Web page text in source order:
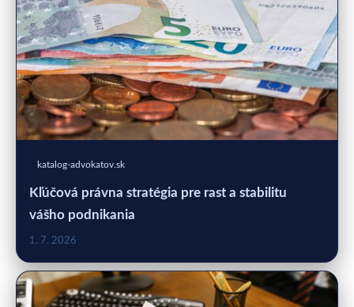
katalog-advokatov.sk
Kľúčová právna stratégia pre rast a stabilitu
vášho podnikania
1. 7. 2026